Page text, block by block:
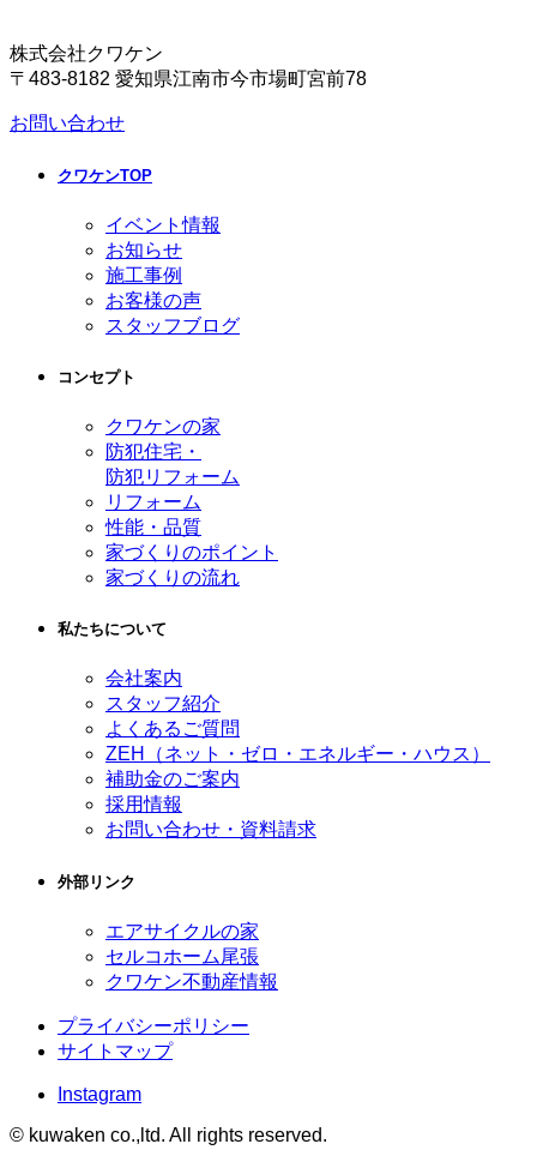
株式会社クワケン
〒483-8182 愛知県江南市今市場町宮前78
お問い合わせ
クワケンTOP
イベント情報
お知らせ
施工事例
お客様の声
スタッフブログ
コンセプト
クワケンの家
防犯住宅・
防犯リフォーム
リフォーム
性能・品質
家づくりのポイント
家づくりの流れ
私たちについて
会社案内
スタッフ紹介
よくあるご質問
ZEH
（ネット・ゼロ・エネルギー・ハウス）
補助金のご案内
採用情報
お問い合わせ・資料請求
外部リンク
エアサイクルの家
セルコホーム尾張
クワケン不動産情報
プライバシーポリシー
サイトマップ
Instagram
© kuwaken co.,ltd. All rights reserved.